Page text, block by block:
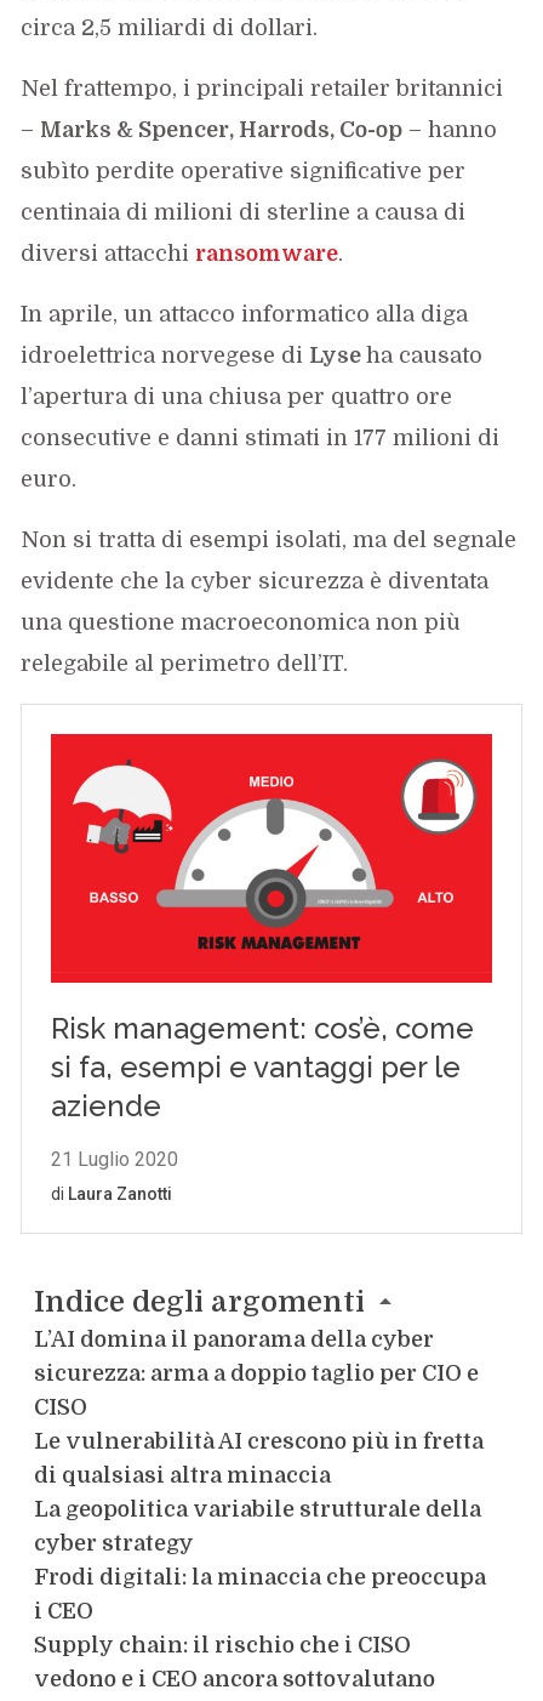
circa 2,5 miliardi di dollari.
Nel frattempo, i principali retailer britannici
– Marks & Spencer, Harrods, Co-op – hanno
subìto perdite operative significative per
centinaia di milioni di sterline a causa di
diversi attacchi ransomware.
In aprile, un attacco informatico alla diga
idroelettrica norvegese di Lyseha causato
l’apertura di una chiusa per quattro ore
consecutive e danni stimati in 177 milioni di
euro.
Non si tratta di esempi isolati, ma del segnale
evidente che la cyber sicurezza è diventata
una questione macroeconomica non più
relegabile al perimetro dell’IT.
Indice degli argomenti
L’AI domina il panorama della cyber
sicurezza: arma a doppio taglio per CIO e
CISO
Le vulnerabilità AI crescono più in fretta
di qualsiasi altra minaccia
La geopolitica variabile strutturale della
cyber strategy
Frodi digitali: la minaccia che preoccupa
i CEO
Supply chain: il rischio che i CISO
vedono e i CEO ancora sottovalutano